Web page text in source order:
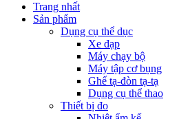
Trang nhất
Sản phẩm
Dụng cụ thể dục
Xe đạp
Máy chạy bộ
Máy tập cơ bụng
Ghế tạ-đòn tạ-tạ
Dụng cụ thể thao
Thiết bị đo